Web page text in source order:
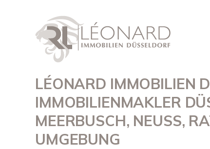
LÉONARD IMMOBILIEN
IMMOBILIENMAKLER
MEERBUSCH, NEUSS,
UMGEBUNG